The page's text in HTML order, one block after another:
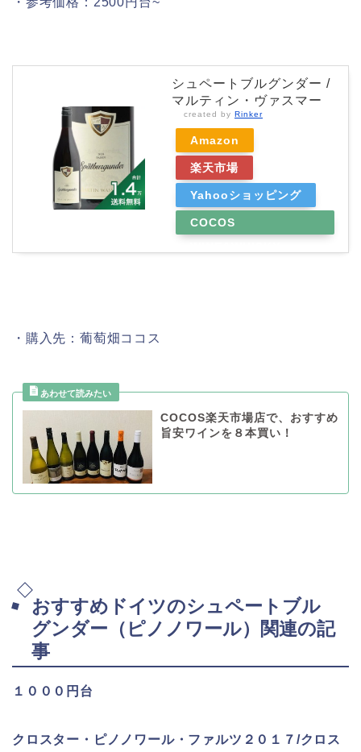
シュペートブルグンダー /
マルティン・ヴァスマー
created by Rinker
Amazon
楽天市場
Yahooショッピング
COCOS
・購入先：葡萄畑ココス
COCOS楽天市場店で、おすすめ
旨安ワインを８本買い！
おすすめドイツのシュペートブル
グンダー（ピノノワール）関連の記
事
１０００円台
クロスター・ピノノワール・ファルツ２０１７/クロス